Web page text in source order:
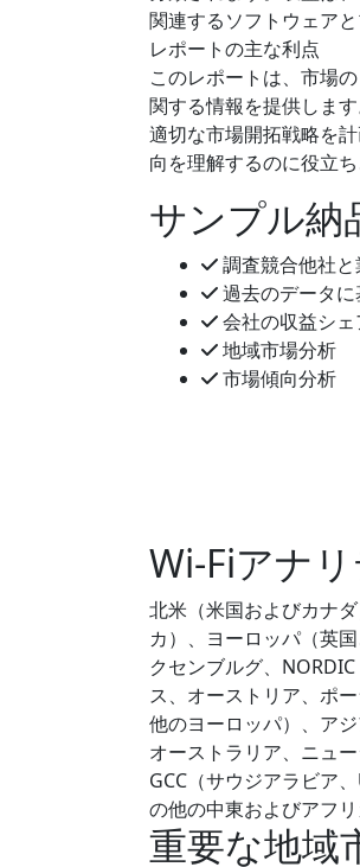
関連するソフトウェア
レポートの主な利点
このレポートは、市場
関する情報を提供しま
適切な市場開拓戦略を
向を理解するのに役立
サンプル納
調査競合他社
過去のデータ
会社の収益シ
地域市場分析
市場傾向分析
Wi-Fiアナ
北米（米国およびカナ
カ）、ヨーロッパ（英
クセンブルグ、
ス、オーストリア、ポ
他のヨーロッパ）、ア
オーストラリア、ニュ
GCC（サウジアラビア
の他の中東およびアフリ
重要な地域